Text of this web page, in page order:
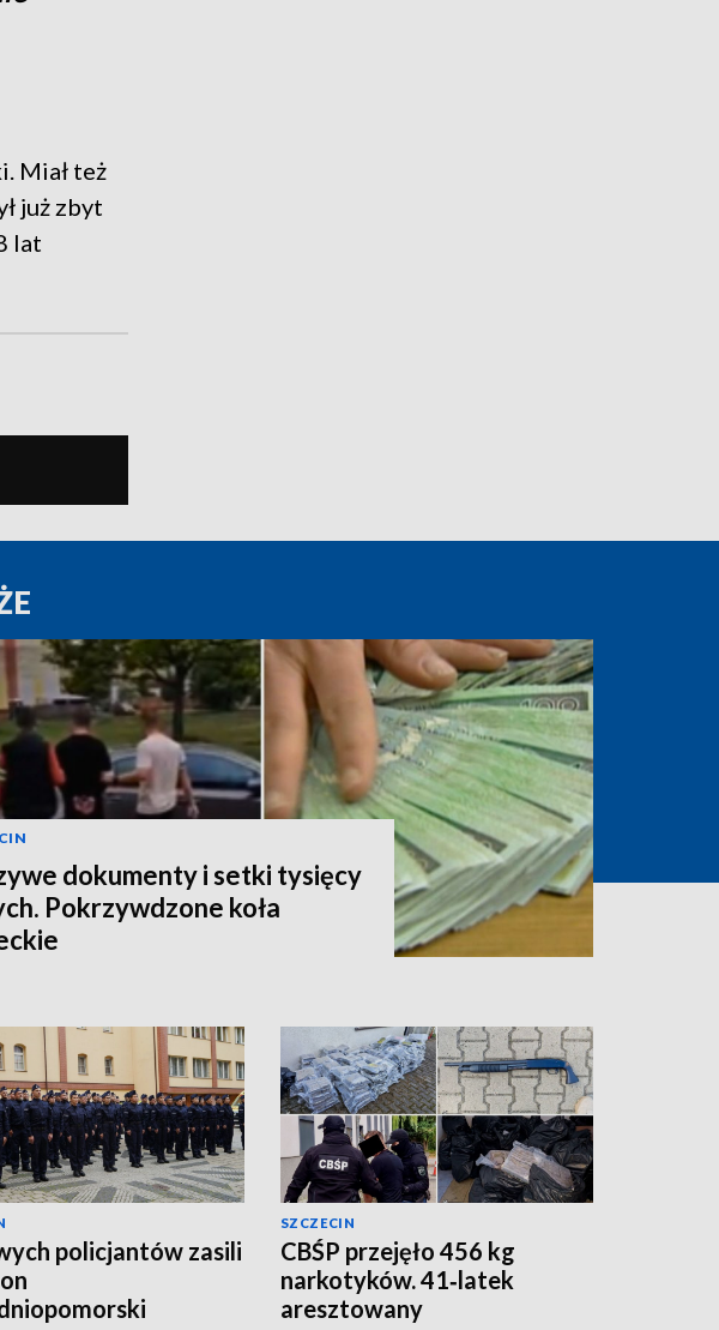
Miał też
już zbyt
lat
dokumenty i setki tysięcy
Pokrzywdzone koła
policjantów zasili
SZCZECIN
CBŚP przejęło 456 kg
narkotyków. 41‑latek
aresztowany